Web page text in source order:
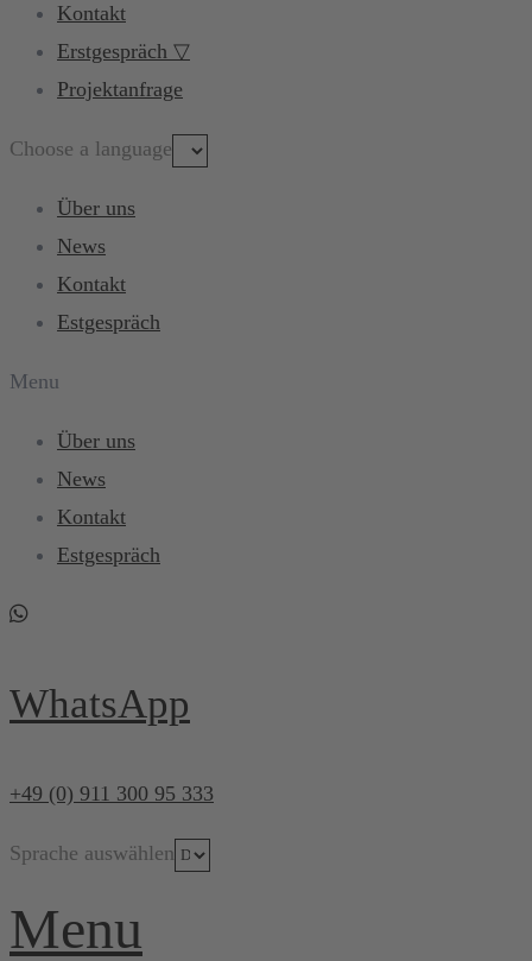
Kontakt
Erstgespräch ▽
Projektanfrage
Choose a language
Über uns
News
Kontakt
Estgespräch
Menu
Über uns
News
Kontakt
Estgespräch
WhatsApp
+49 (0) 911 300 95 333
Sprache auswählen
Menu